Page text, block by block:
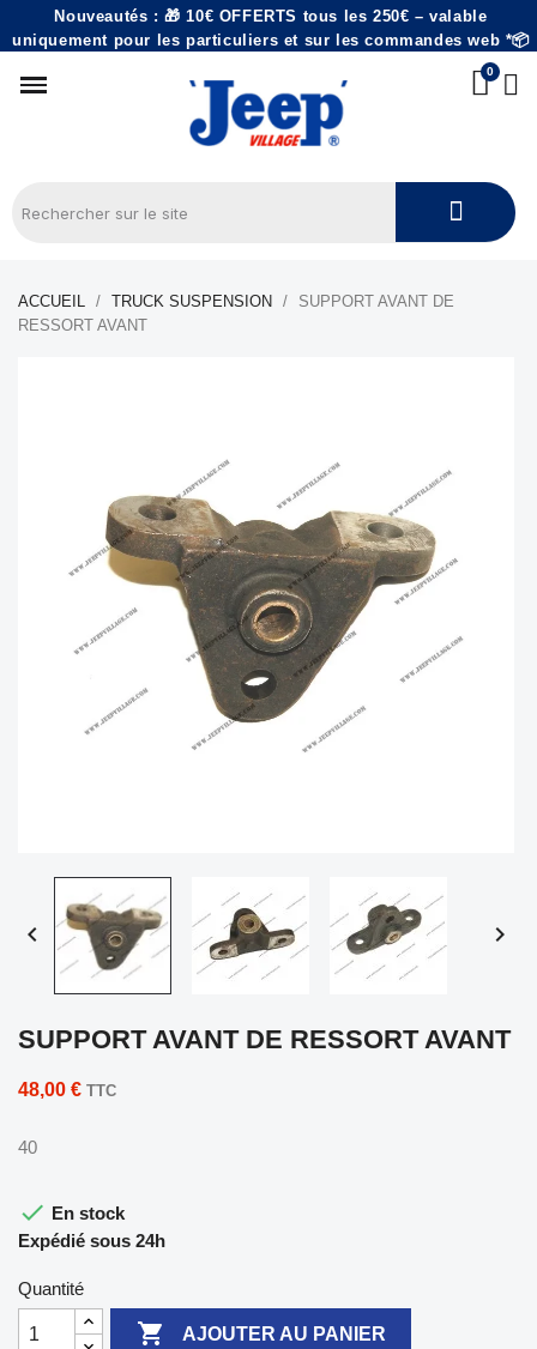
Nouveautés : 🎁 10€ OFFERTS tous les 250€ – valable
uniquement pour les particuliers et sur les commandes web *📦
ACCUEIL TRUCK SUSPENSION
SUPPORT AVANT DE
RESSORT AVANT
 
SUPPORT AVANT DE RESSORT AVANT
48,00 € TTC
40
 En stock
Expédié sous 24h
Quantité
 AJOUTER AU PANIER